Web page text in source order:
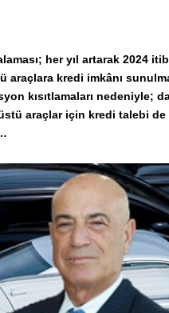
her yıl artarak 2024
araçlara kredi imkânı
kısıtlamaları nedeniyle;
araçlar için kredi talebi de